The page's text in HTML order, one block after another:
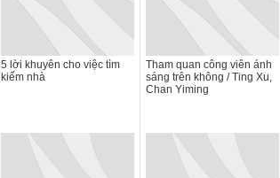
5 lời khuyên cho việc tìm
kiếm nhà
Tham quan công viên ánh
sáng trên không / Ting Xu,
Chan Yiming